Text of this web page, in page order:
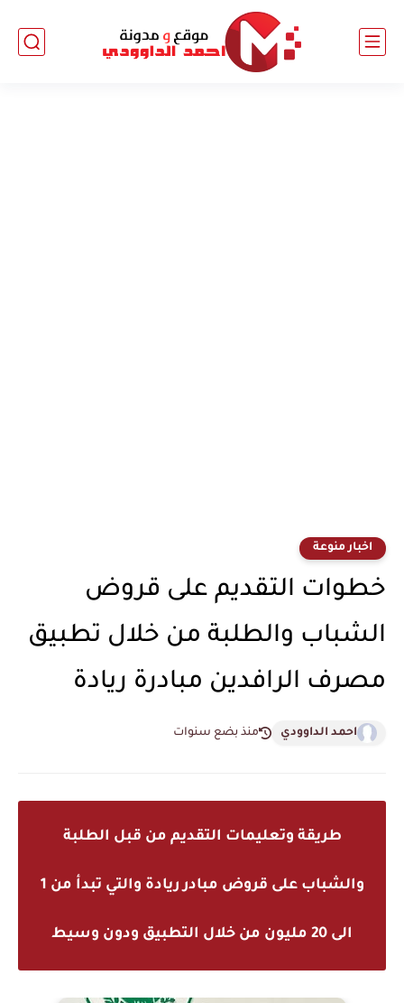
اخبار منوعة
خطوات التقديم على قروض
الشباب والطلبة من خلال تطبيق
مصرف الرافدين مبادرة ريادة
احمد الداوودي منذ بضع سنوات
طريقة وتعليمات التقديم من قبل الطلبة
والشباب على قروض مبادر ريادة والتي تبدأ من 1
الى 20 مليون من خلال التطبيق ودون وسيط